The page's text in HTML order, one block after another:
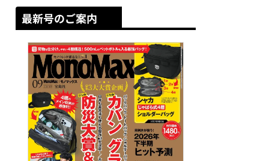
最新号のご案内